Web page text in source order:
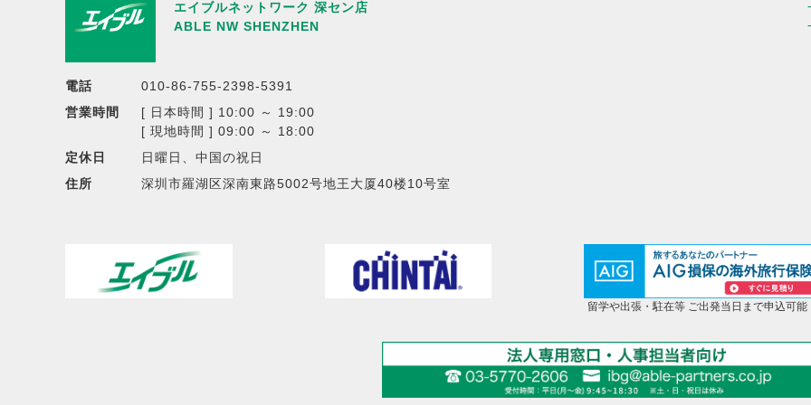
エイブルネットワーク 深セン店
ABLE NW SHENZHEN
電話
010-86-755-2398-5391
営業時間
[ 日本時間 ] 10:00 ～ 19:00
[ 現地時間 ] 09:00 ～ 18:00
定休日
日曜日、中国の祝日
住所
深圳市羅湖区深南東路5002号地王大厦40楼10号室
留学や出張・駐在等 ご出発当日まで申込可能